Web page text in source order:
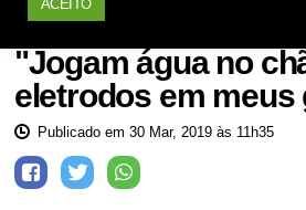
ACEITO
Ditadura Militar
"Jogam água no
eletrodos em meus
Publicado em 30 Mar, 2019 às 11h35